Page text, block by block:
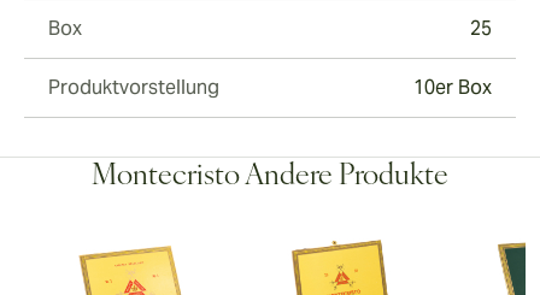
Box 25
Produktvorstellung 10er Box
Montecristo Andere Produkte